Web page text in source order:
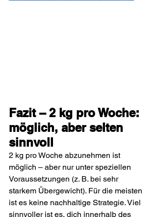
Fazit – 2 kg pro Woche:
möglich, aber selten
sinnvoll
2 kg pro Woche abzunehmen ist
möglich – aber nur unter speziellen
Voraussetzungen (z. B. bei sehr
starkem Übergewicht). Für die meisten
ist es keine nachhaltige Strategie. Viel
sinnvoller ist es, dich innerhalb des